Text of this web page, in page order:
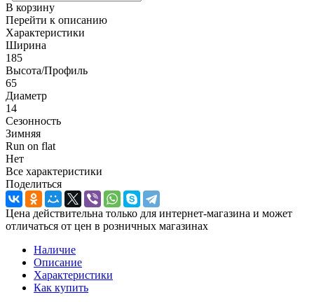
В корзину
Перейти к описанию
Характеристики
Ширина
185
Высота/Профиль
65
Диаметр
14
Сезонность
Зимняя
Run on flat
Нет
Все характеристики
Поделиться
Цена действительна только для интернет-магазина и может
отличаться от цен в розничных магазинах
Наличие
Описание
Характеристики
Как купить